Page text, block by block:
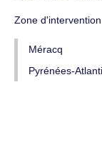
Zone
Méracq
Pyrénées-